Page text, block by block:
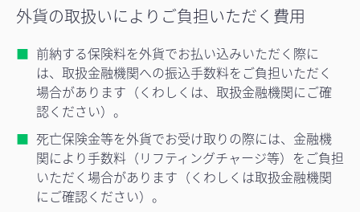
外貨の取扱いによりご負担いただく費用
前納する保険料を外貨でお払い込みいただく際に
は、取扱金融機関への振込手数料をご負担いただく
場合があります（くわしくは、取扱金融機関にご確
認ください）。
死亡保険金等を外貨でお受け取りの際には、金融機
関により手数料（リフティングチャージ等）をご負担
いただく場合があります（くわしくは取扱金融機関
にご確認ください）。